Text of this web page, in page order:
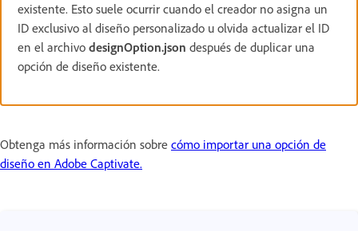
existente. Esto suele ocurrir cuando el creador no asigna un
ID exclusivo al diseño personalizado u olvida actualizar el ID
en el archivo designOption.json después de duplicar una
opción de diseño existente.
Obtenga más información sobre cómo importar una opción de
diseño en Adobe Captivate.